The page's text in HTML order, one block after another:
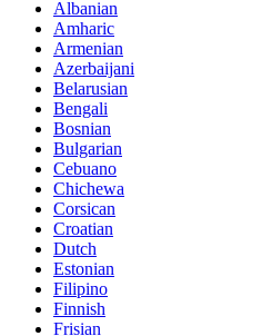
Albanian
Amharic
Armenian
Azerbaijani
Belarusian
Bengali
Bosnian
Bulgarian
Cebuano
Chichewa
Corsican
Croatian
Dutch
Estonian
Filipino
Finnish
Frisian